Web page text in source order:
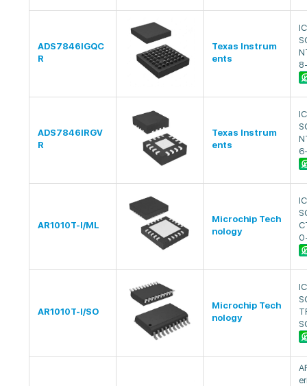
ADS7846IGQC
R
Texas Instrum
ents
ADS7846IRGV
R
Texas Instrum
ents
AR1010T-I/ML
Microchip Tech
nology
AR1010T-I/SO
Microchip Tech
nology